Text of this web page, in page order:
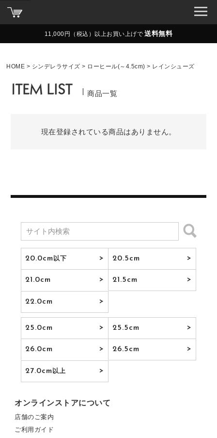
11,000円（税込）以上お買い上げで 送料無料
HOME シンデレラサイズ ローヒール(～4.5cm) レインシューズ
商品一覧
現在登録されている商品はありません。
20.0cm以下 20.5cm
21.0cm 21.5cm
22.0cm
25.0cm 25.5cm
26.0cm 26.5cm
27.0cm以上
オンラインストアについて
店舗のご案内
ご利用ガイド